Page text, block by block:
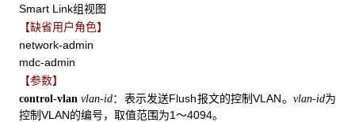
Smart Link组视图
【缺省用户角色】
network-admin
mdc-admin
【参数】
control-vlan vlan-id：表示发送Flush报文的控制VLAN。 vlan-id为
控制VLAN的编号，取值范围为1～4094。